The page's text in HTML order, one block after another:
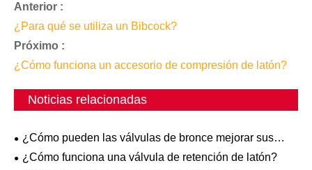
Anterior :
¿Para qué se utiliza un Bibcock?
Próximo :
¿Cómo funciona un accesorio de compresión de latón?
Noticias relacionadas
¿Cómo pueden las válvulas de bronce mejorar sus
sistemas industriales?
¿Cómo funciona una válvula de retención de latón?